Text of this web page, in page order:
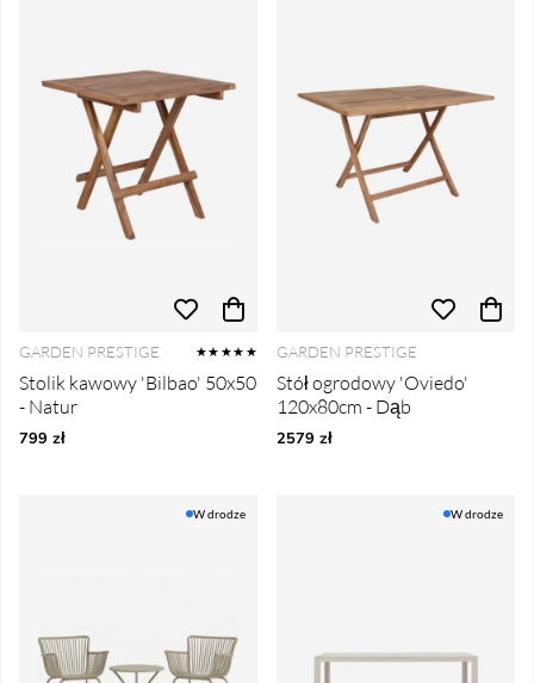
GARDEN PRESTIGE ★★★★★
Stolik kawowy 'Bilbao' 50x50
- Natur
799 zł
GARDEN PRESTIGE
Stół ogrodowy 'Oviedo'
120x80cm - Dąb
2579 zł
W drodze W drodze